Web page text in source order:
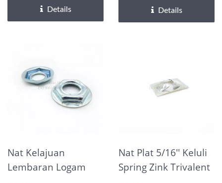
Details Details
Nat Kelajuan
Lembaran Logam
Nat Plat 5/16'' Keluli
Spring Zink Trivalent